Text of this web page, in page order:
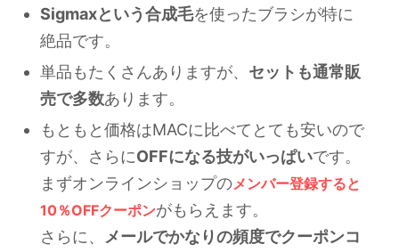
Sigmaxという合成毛を使ったブラシが特に
絶品です。
単品もたくさんありますが、 セットも通常販
売で多数あります。
もともと価格はMACに比べてとても安いので
すが、さらにOFFになる技がいっぱいです。
まずオンラインショップのメンバー登録すると
10％OFFクーポンがもらえます。
さらに、
メールでかなりの頻度でクーポンコ